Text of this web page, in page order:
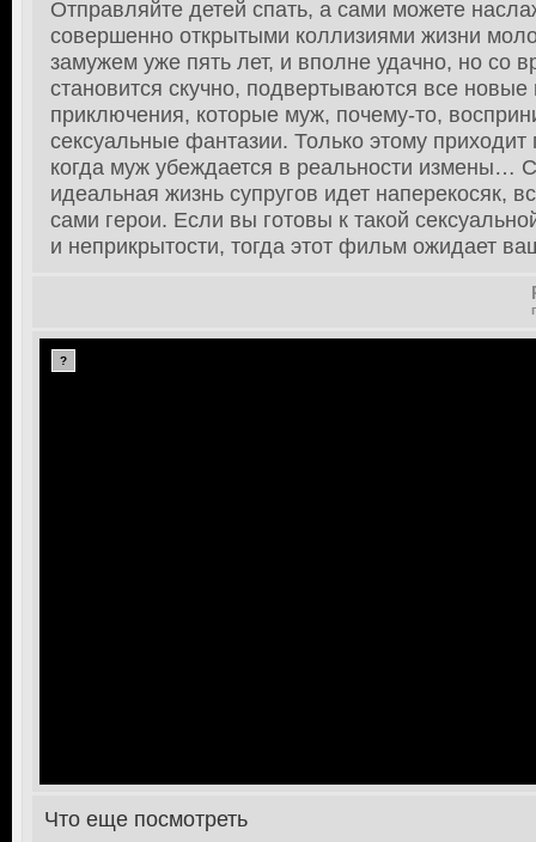
Отправляйте детей спать, а сами можете
совершенно открытыми коллизиями жизни
замужем уже пять лет, и вполне удачно, но со
становится скучно, подвертываются все
приключения, которые муж, почему-то,
сексуальные фантазии. Только этому
когда муж убеждается в реальности измены…
идеальная жизнь супругов идет наперекосяк,
сами герои. Если вы готовы к такой
и неприкрытости, тогда этот фильм ожидает
?
>Что еще посмотреть